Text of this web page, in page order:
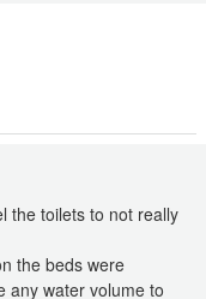
the toilets to not really
the beds were
any water volume to